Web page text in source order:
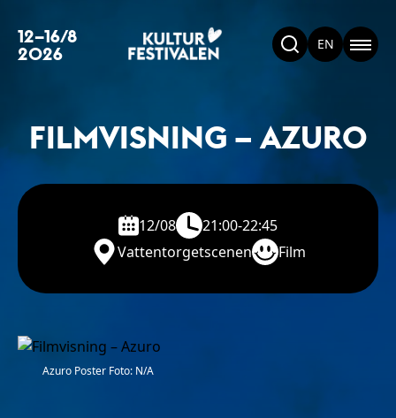
12–16/8
2026 EN
FILMVISNING – AZURO
12/08
21:00-22:45
Vattentorgetscenen
Film
Azuro Poster Foto: N/A